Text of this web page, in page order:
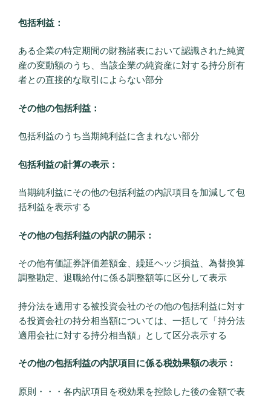
包括利益：
ある企業の特定期間の財務諸表において認識された純資
産の変動額のうち、当該企業の純資産に対する持分所有
者との直接的な取引によらない部分
その他の包括利益：
包括利益のうち当期純利益に含まれない部分
包括利益の計算の表示：
当期純利益にその他の包括利益の内訳項目を加減して包
括利益を表示する
その他の包括利益の内訳の開示：
その他有価証券評価差額金、繰延ヘッジ損益、為替換算
調整勘定、退職給付に係る調整額等に区分して表示
持分法を適用する被投資会社のその他の包括利益に対す
る投資会社の持分相当額については、一括して「持分法
適用会社に対する持分相当額」として区分表示する
その他の包括利益の内訳項目に係る税効果額の表示：
原則・・・各内訳項目を税効果を控除した後の金額で表